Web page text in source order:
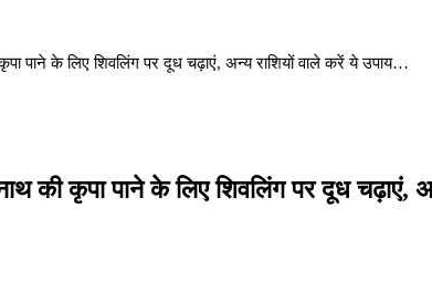
पाने के लिए शिवलिंग पर दूध चढ़ाएं, अन्य राशियों वाले करें ये उपाय…
की कृपा पाने के लिए शिवलिंग पर दूध चढ़ाएं,